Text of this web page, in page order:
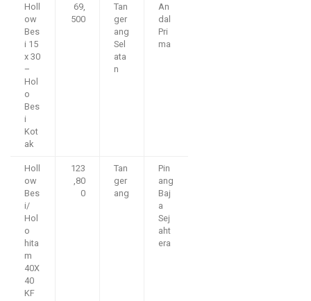
Holl
ow
Bes
i 15
x 30
–
Hol
o
Bes
i
Kot
ak
69,
500
Tan
ger
ang
Sel
ata
n
An
dal
Pri
ma
Holl
ow
Bes
i/
Hol
o
hita
m
40X
40
KF
123
,80
0
Tan
ger
ang
Pin
ang
Baj
a
Sej
aht
era